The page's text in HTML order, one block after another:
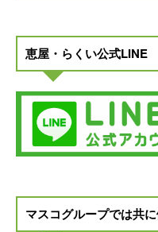
恵屋・らくい公式LINE
マスコグループでは共